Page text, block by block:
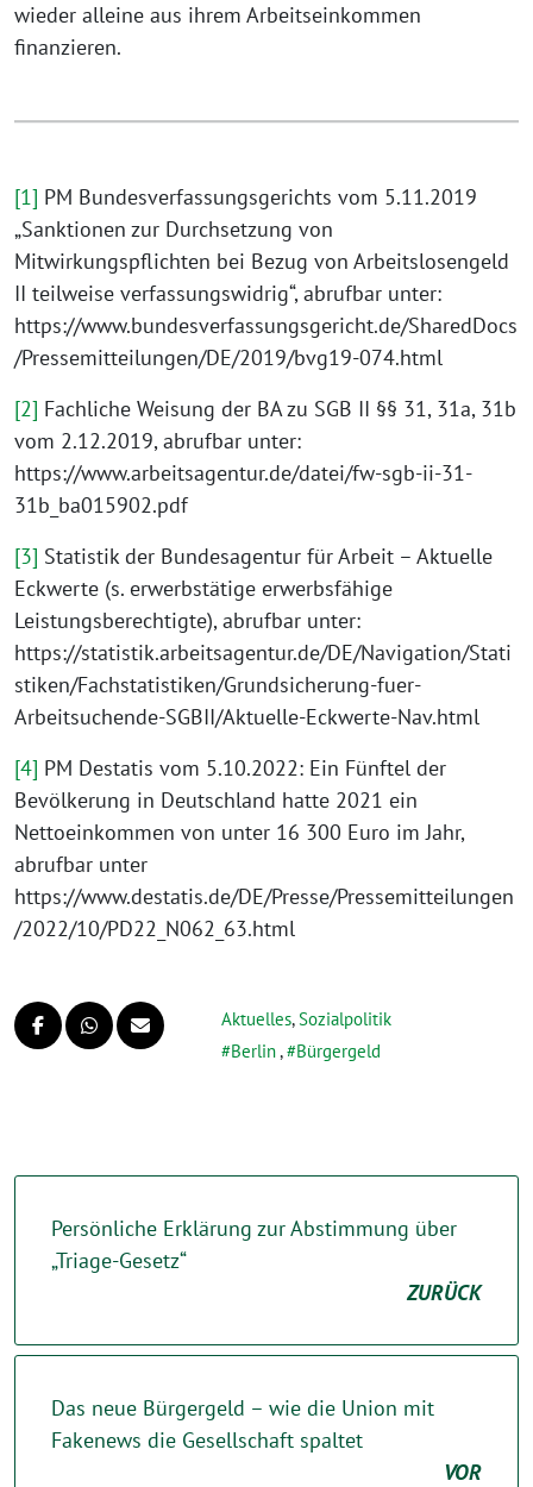
wieder alleine aus ihrem Arbeitseinkommen
finanzieren.
[1] PM Bundesverfassungsgerichts vom 5.11.2019
„Sanktionen zur Durchsetzung von
Mitwirkungspflichten bei Bezug von Arbeitslosengeld
II teilweise verfassungswidrig“, abrufbar unter:
https://www.bundesverfassungsgericht.de/SharedDocs
/Pressemitteilungen/DE/2019/bvg19-074.html
[2] Fachliche Weisung der BA zu SGB II §§ 31, 31a, 31b
vom 2.12.2019, abrufbar unter:
https://www.arbeitsagentur.de/datei/fw-sgb-ii-31-
31b_ba015902.pdf
[3] Statistik der Bundesagentur für Arbeit – Aktuelle
Eckwerte (s. erwerbstätige erwerbsfähige
Leistungsberechtigte), abrufbar unter:
https://statistik.arbeitsagentur.de/DE/Navigation/Stati
stiken/Fachstatistiken/Grundsicherung-fuer-
Arbeitsuchende-SGBII/Aktuelle-Eckwerte-Nav.html
[4] PM Destatis vom 5.10.2022: Ein Fünftel der
Bevölkerung in Deutschland hatte 2021 ein
Nettoeinkommen von unter 16 300 Euro im Jahr,
abrufbar unter
https://www.destatis.de/DE/Presse/Pressemitteilungen
/2022/10/PD22_N062_63.html
Aktuelles,Sozialpolitik
Berlin, Bürgergeld
Persönliche Erklärung zur Abstimmung über
„Triage-Gesetz“
ZURÜCK
Das neue Bürgergeld – wie die Union mit
Fakenews die Gesellschaft spaltet
VOR